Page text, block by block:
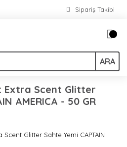
Sipariş Takibi
ARA
Extra Scent Glitter
AMERICA - 50 GR